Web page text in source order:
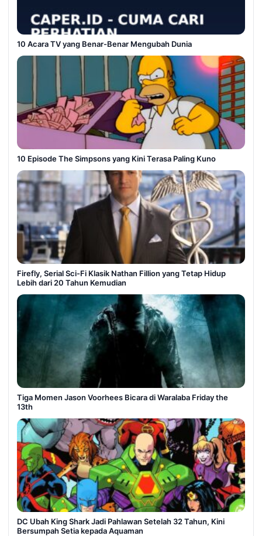
10 Acara TV yang Benar-Benar Mengubah Dunia
10 Episode The Simpsons yang Kini Terasa Paling Kuno
Firefly, Serial Sci-Fi Klasik Nathan Fillion yang Tetap Hidup
Lebih dari 20 Tahun Kemudian
Tiga Momen Jason Voorhees Bicara di Waralaba Friday the
13th
DC Ubah King Shark Jadi Pahlawan Setelah 32 Tahun, Kini
Bersumpah Setia kepada Aquaman